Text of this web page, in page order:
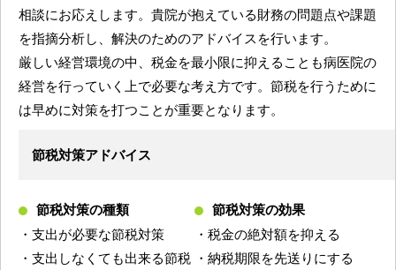
相談にお応えします。貴院が抱えている財務の問題点や課題
を指摘分析し、解決のためのアドバイスを行います。
厳しい経営環境の中、税金を最小限に抑えることも病医院の
経営を行っていく上で必要な考え方です。節税を行うために
は早めに対策を打つことが重要となります。
節税対策アドバイス
節税対策の種類
・支出が必要な節税対策
・支出しなくても出来る節税
節税対策の効果
・税金の絶対額を抑える
・納税期限を先送りにする